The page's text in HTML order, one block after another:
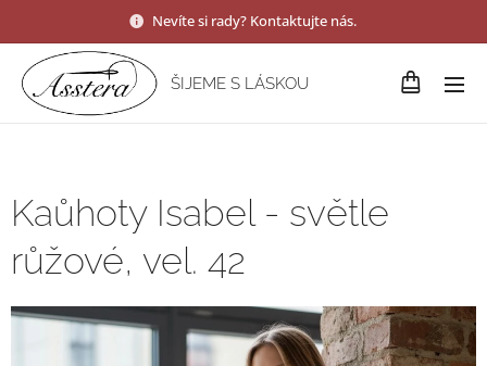
Nevíte si rady? Kontaktujte nás.
ŠIJEME S LÁSKOU
Kaůhoty Isabel - světle
růžové, vel. 42